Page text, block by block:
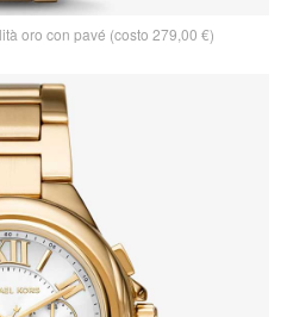
oro con pavé (costo 279,00 €)